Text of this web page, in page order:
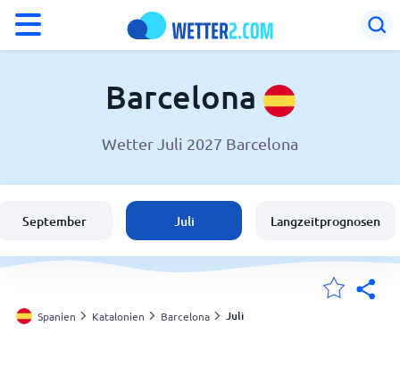
Wetter in Barcelona
Schweiz
Deutschland
Barcelona
Wetter Juli 2027 Barcelona
September Juli Langzeitprognosen
Spanien Katalonien Barcelona Juli